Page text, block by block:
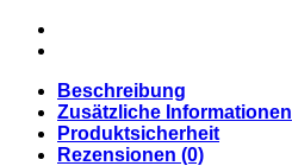
Beschreibung
Zusätzliche Informationen
Produktsicherheit
Rezensionen (0)